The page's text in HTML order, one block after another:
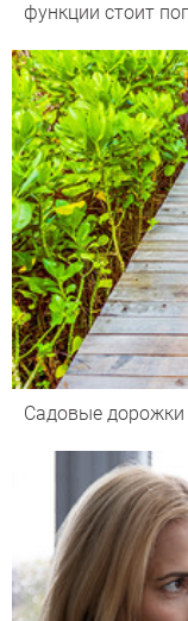
функции стоит
Садовые дорожки